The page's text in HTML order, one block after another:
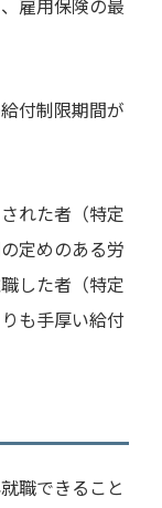
雇用保険の最
付制限期間が
れた者（特定
定めのある労
した者（特定
も手厚い給付
職できること